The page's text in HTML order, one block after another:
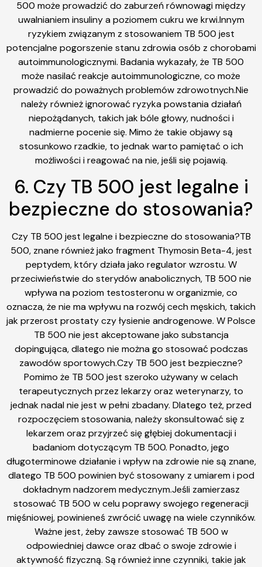
500 może prowadzić do zaburzeń równowagi między
uwalnianiem insuliny a poziomem cukru we krwi.Innym
ryzykiem związanym z stosowaniem TB 500 jest
potencjalne pogorszenie stanu zdrowia osób z chorobami
autoimmunologicznymi. Badania wykazały, że TB 500
może nasilać reakcje autoimmunologiczne, co może
prowadzić do poważnych problemów zdrowotnych.Nie
należy również ignorować ryzyka powstania działań
niepożądanych, takich jak bóle głowy, nudności i
nadmierne pocenie się. Mimo że takie objawy są
stosunkowo rzadkie, to jednak warto pamiętać o ich
możliwości i reagować na nie, jeśli się pojawią.
6. Czy TB 500 jest legalne i
bezpieczne do stosowania?
Czy TB 500 jest legalne i bezpieczne do stosowania?TB
500, znane również jako fragment Thymosin Beta-4, jest
peptydem, który działa jako regulator wzrostu. W
przeciwieństwie do sterydów anabolicznych, TB 500 nie
wpływa na poziom testosteronu w organizmie, co
oznacza, że nie ma wpływu na rozwój cech męskich, takich
jak przerost prostaty czy łysienie androgenowe. W Polsce
TB 500 nie jest akceptowane jako substancja
dopingująca, dlatego nie można go stosować podczas
zawodów sportowych.Czy TB 500 jest bezpieczne?
Pomimo że TB 500 jest szeroko używany w celach
terapeutycznych przez lekarzy oraz weterynarzy, to
jednak nadal nie jest w pełni zbadany. Dlatego też, przed
rozpoczęciem stosowania, należy skonsultować się z
lekarzem oraz przyjrzeć się głębiej dokumentacji i
badaniom dotyczącym TB 500. Ponadto, jego
długoterminowe działanie i wpływ na zdrowie nie są znane,
dlatego TB 500 powinien być stosowany z umiarem i pod
dokładnym nadzorem medycznym.Jeśli zamierzasz
stosować TB 500 w celu poprawy swojego regeneracji
mięśniowej, powinieneś zwrócić uwagę na wiele czynników.
Ważne jest, żeby zawsze stosować TB 500 w
odpowiedniej dawce oraz dbać o swoje zdrowie i
aktywność fizyczną. Są również inne czynniki, takie jak